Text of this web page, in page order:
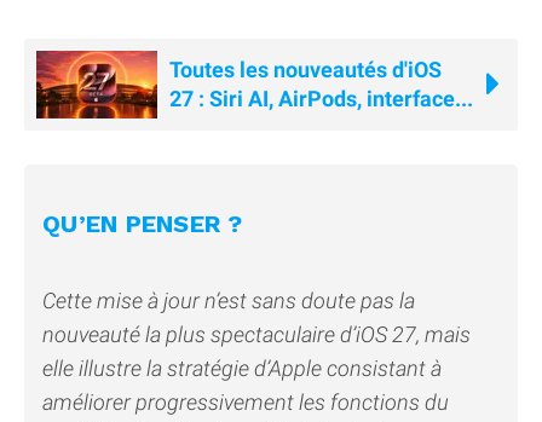
Toutes les nouveautés d'iOS
27 : Siri AI, AirPods, interface...
QU’EN PENSER ?
Cette mise à jour n’est sans doute pas la
nouveauté la plus spectaculaire d’iOS 27, mais
elle illustre la stratégie d’Apple consistant à
améliorer progressivement les fonctions du